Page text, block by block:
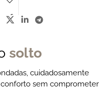
maior flexibilidade e
personalização do uso. Design
com cantos arredondados que
ao ambiente.
solto
cuidadosamente
sem comprometer